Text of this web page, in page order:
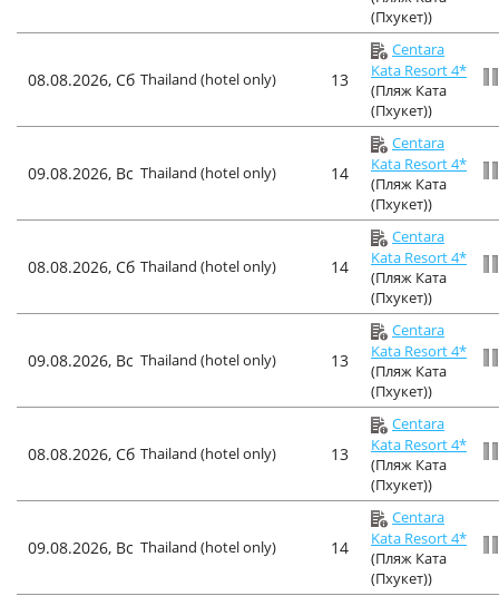
(Пхукет))
08.08.2026, Сб Thailand (hotel only) 13
Centara
Kata Resort 4*
(Пляж Ката
(Пхукет))
09.08.2026, Вс Thailand (hotel only) 14
Centara
Kata Resort 4*
(Пляж Ката
(Пхукет))
08.08.2026, Сб Thailand (hotel only) 14
Centara
Kata Resort 4*
(Пляж Ката
(Пхукет))
09.08.2026, Вс Thailand (hotel only) 13
Centara
Kata Resort 4*
(Пляж Ката
(Пхукет))
08.08.2026, Сб Thailand (hotel only) 13
Centara
Kata Resort 4*
(Пляж Ката
(Пхукет))
09.08.2026, Вс Thailand (hotel only) 14
Centara
Kata Resort 4*
(Пляж Ката
(Пхукет))